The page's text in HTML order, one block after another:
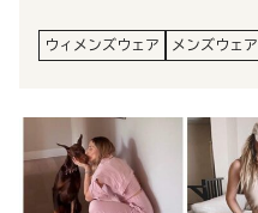
ウィメンズウェア メンズウェア